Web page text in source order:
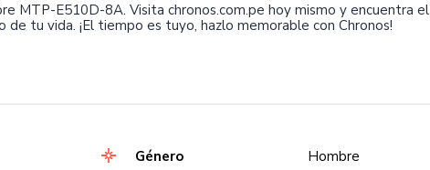
MTP-E510D-8A. Visita chronos.com.pe hoy mismo y encuentra el
tu vida. ¡El tiempo es tuyo, hazlo memorable con Chronos!
Género
Hombre